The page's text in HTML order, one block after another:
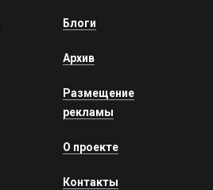
Блоги
Архив
Размещение
рекламы
О проекте
Контакты